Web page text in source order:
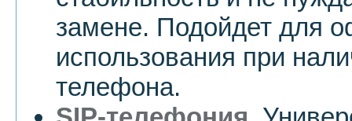
замене. Подойдет для
использования при
телефона.